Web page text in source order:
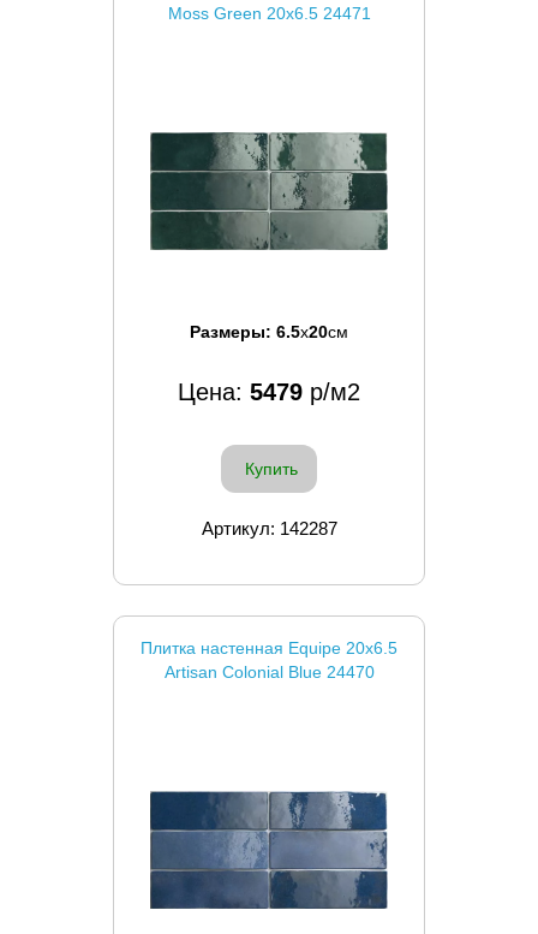
Moss Green 20x6.5 24471
Размеры: 6.5x20см
Цена: 5479 р/м2
Купить
Артикул: 142287
Плитка настенная Equipe 20x6.5
Artisan Colonial Blue 24470